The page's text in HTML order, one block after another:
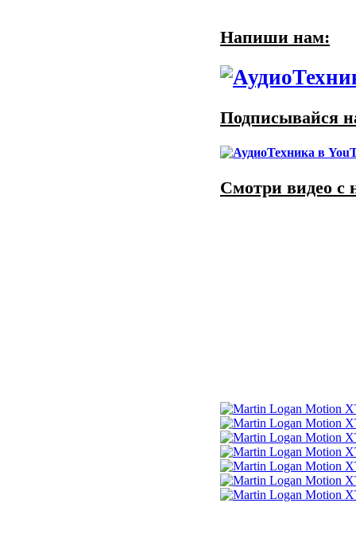
Напиши нам:
Подписывайся
Смотри видео с